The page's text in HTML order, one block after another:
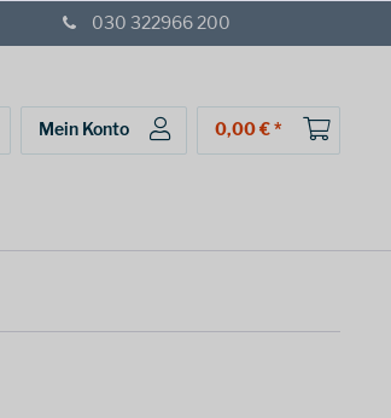
030 322966 200
Mein Konto 0,00 € *